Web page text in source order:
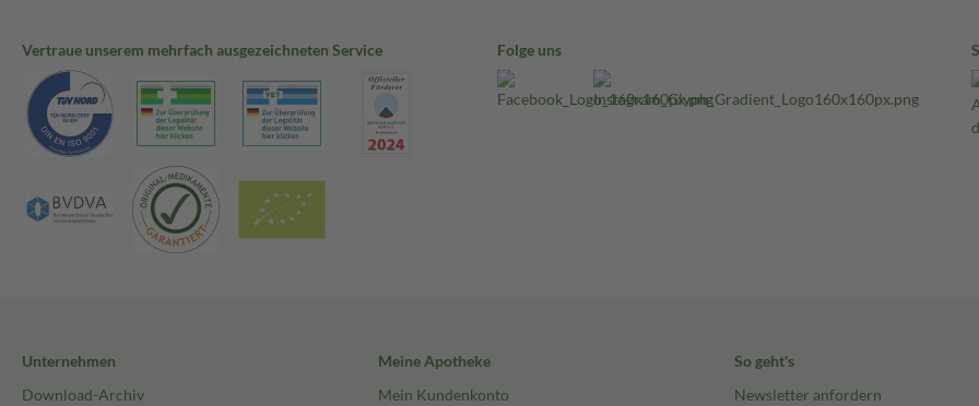
Vertraue unserem mehrfach ausgezeichneten Service Folge uns
Unternehmen
Download-Archiv
Meine Apotheke
Mein Kundenkonto
So geht's
Newsletter anfordern